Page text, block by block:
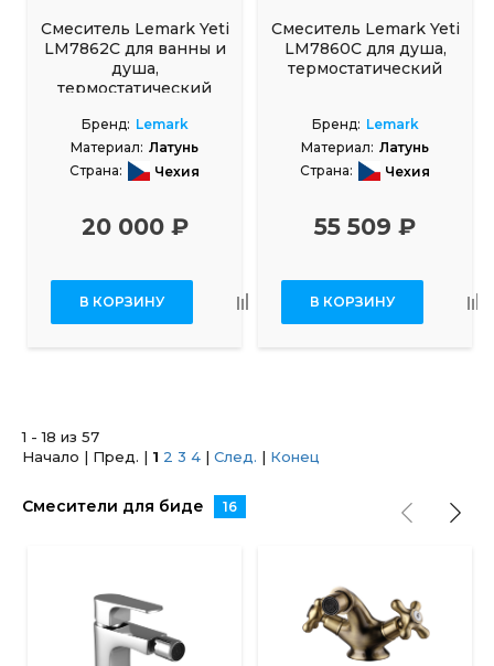
Смеситель Lemark Yeti
LM7862C для ванны и
душа,
термостатический
Бренд: Lemark
Материал: Латунь
Страна:
Чехия
20 000 ₽
В КОРЗИНУ
Смеситель Lemark Yeti
LM7860C для душа,
термостатический
Бренд: Lemark
Материал: Латунь
Страна:
Чехия
55 509 ₽
В КОРЗИНУ
1 - 18 из 57
Начало | Пред. | 1 2 3 4 | След. | Конец
Смесители для биде 16